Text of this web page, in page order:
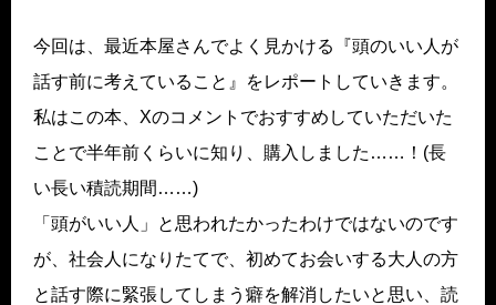
今回は、最近本屋さんでよく見かける『頭のいい人が
話す前に考えていること』をレポートしていきます。
私はこの本、Xのコメントでおすすめしていただいた
ことで半年前くらいに知り、購入しました……！(長
い長い積読期間……)
「頭がいい人」と思われたかったわけではないのです
が、社会人になりたてで、初めてお会いする大人の方
と話す際に緊張してしまう癖を解消したいと思い、読